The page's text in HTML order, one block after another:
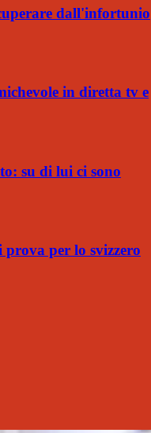
dall'infortunio
in diretta tv e
su di lui ci sono
per lo svizzero